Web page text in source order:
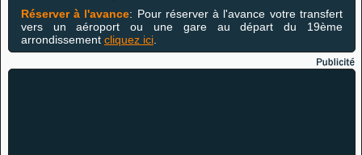
Réserver à l'avance: Pour réserver à l'avance votre transfert
vers un aéroport ou une gare au départ du 19ème
arrondissement cliquez ici.